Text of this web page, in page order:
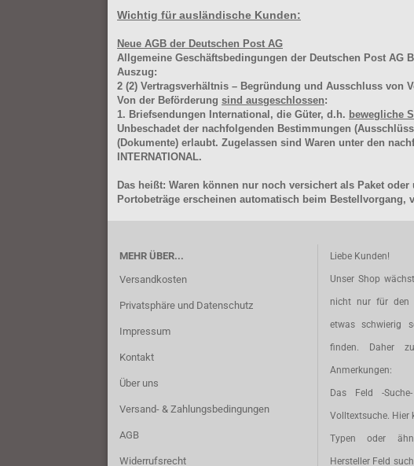
Wichtig für ausländische Kunden:
Neue AGB der Deutschen Post AG
Allgemeine Geschäftsbedingungen der Deutschen Post AG
Auszug:
2 (2) Vertragsverhältnis – Begründung und Ausschluss von
Von der Beförderung sind ausgeschlossen:
1. Briefsendungen International, die Güter, d.h. bewegliche
Unbeschadet der nachfolgenden Bestimmungen
(Dokumente) erlaubt. Zugelassen sind Waren unter den
INTERNATIONAL.
Das heißt: Waren können nur noch versichert als Paket
Portobeträge erscheinen automatisch beim Bestellvorgang,
MEHR ÜBER...
Versandkosten
Privatsphäre und Datenschutz
Impressum
Kontakt
Über uns
Versand- & Zahlungsbedingungen
AGB
Widerrufsrecht
Liebe Kunden!
Unser Shop
nicht nur für den
etwas schwierig
finden. Daher
Anmerkungen:
Das Feld -
Volltextsuche. Hier
Typen oder
Hersteller Feld